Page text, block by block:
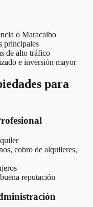
o Maracaibo
principales
de alto tráfico
e inversión mayor
para
cobro de alquileres,
reputación